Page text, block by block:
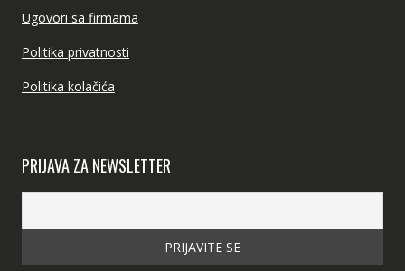
Ugovori sa firmama
Politika privatnosti
Politika kolačića
PRIJAVA ZA NEWSLETTER